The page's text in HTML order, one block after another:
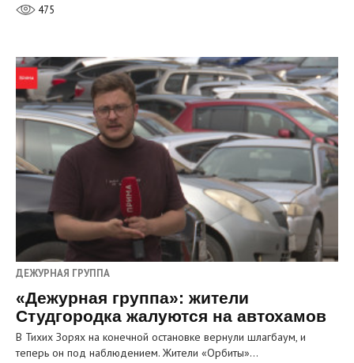
475
ДЕЖУРНАЯ ГРУППА
«Дежурная группа»: жители
Студгородка жалуются на автохамов
В Тихих Зорях на конечной остановке вернули шлагбаум, и
теперь он под наблюдением. Жители «Орбиты»…